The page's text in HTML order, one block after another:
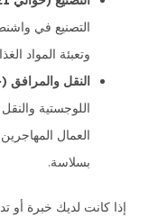
التصنيع في
وتعبئة المواد
النقل والمرافق
اللوجستية
العمال
بسلاسة.
إذا كانت لديك خبرة أو